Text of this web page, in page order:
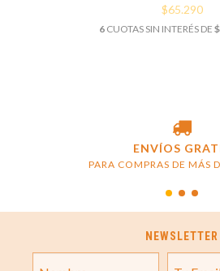
$65.290
6 CUOTAS SIN INTERÉS DE
ENVÍOS
PARA COMPRAS DE MÁS
NEWSLETTER